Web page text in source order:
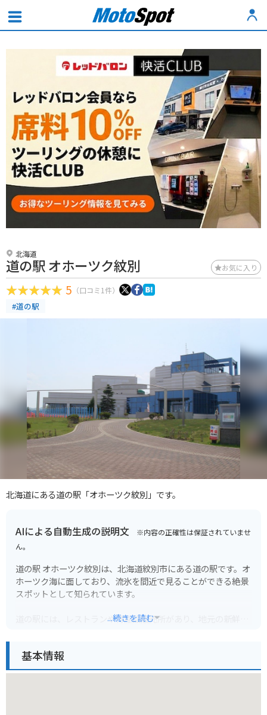
北海道
道の駅 オホーツク紋別 お気に入り
5 （口コミ1件）
#道の駅
北海道にある道の駅「オホーツク紋別」です。
AIによる自動生成の説明文 ※内容の正確性は保証されていませ
ん。
道の駅 オホーツク紋別は、北海道紋別市にある道の駅です。オ
ホーツク海に面しており、流氷を間近で見ることができる絶景
スポットとして知られています。
道の駅には、レストランや特産品販売所があり、地元の新鮮な
バイクで訪れる際は、駐車場も広く停めやすいので安心です。
...続きを読む
基本情報